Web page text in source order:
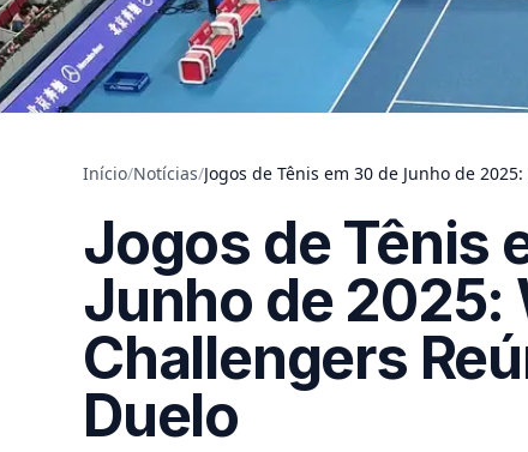
Início/Notícias/Jogos de Tênis em 30 de Junho de
Jogos de Tênis
Junho de 2025:
Challengers
Duelo